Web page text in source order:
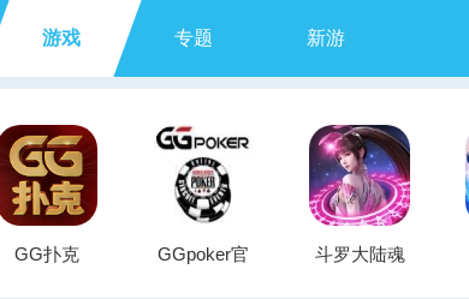
游戏 专题 新游
GG扑克 GGpoker官 斗罗大陆魂